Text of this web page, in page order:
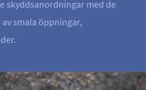
skyddsanordningar med de
smala öppningar,